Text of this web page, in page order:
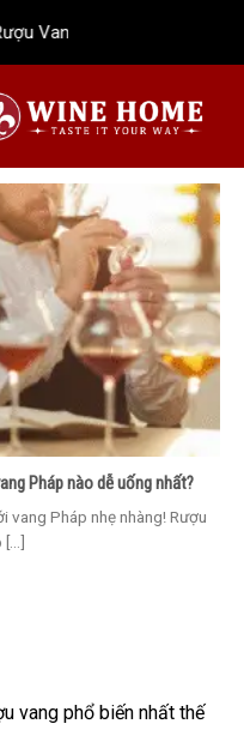
Vang Wine Home
vang phổ biến nhất thế
Pháp nào dễ uống nhất?
vang Pháp nhẹ nhàng! Rượu